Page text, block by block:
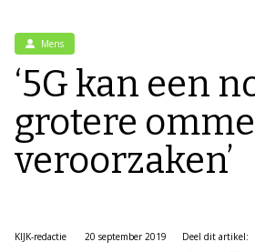
Mens
‘5G kan een
grotere
veroorzaken’
KIJK-redactie
20 september 2019
Deel dit artikel: